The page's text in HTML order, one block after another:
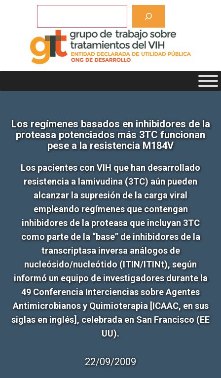
Los regímenes basados en inhibidores de la
proteasa potenciados más 3TC funcionan
pese a la resistencia M184V
Los pacientes con VIH que han desarrollado
resistencia a lamivudina (3TC) aún pueden
alcanzar la supresión de la carga viral
empleando regímenes que contengan
inhibidores de la proteasa que incluyan 3TC
como parte de la “base” de inhibidores de la
transcriptasa inversa análogos de
nucleósido/nucleótido (ITIN/ITINt), según
informó un equipo de investigadores durante la
49 Conferencia Interciencias sobre Agentes
Antimicrobianos y Quimioterapia [ICAAC, en sus
siglas en inglés], celebrada en San Francisco (EE
UU).
22/09/2009